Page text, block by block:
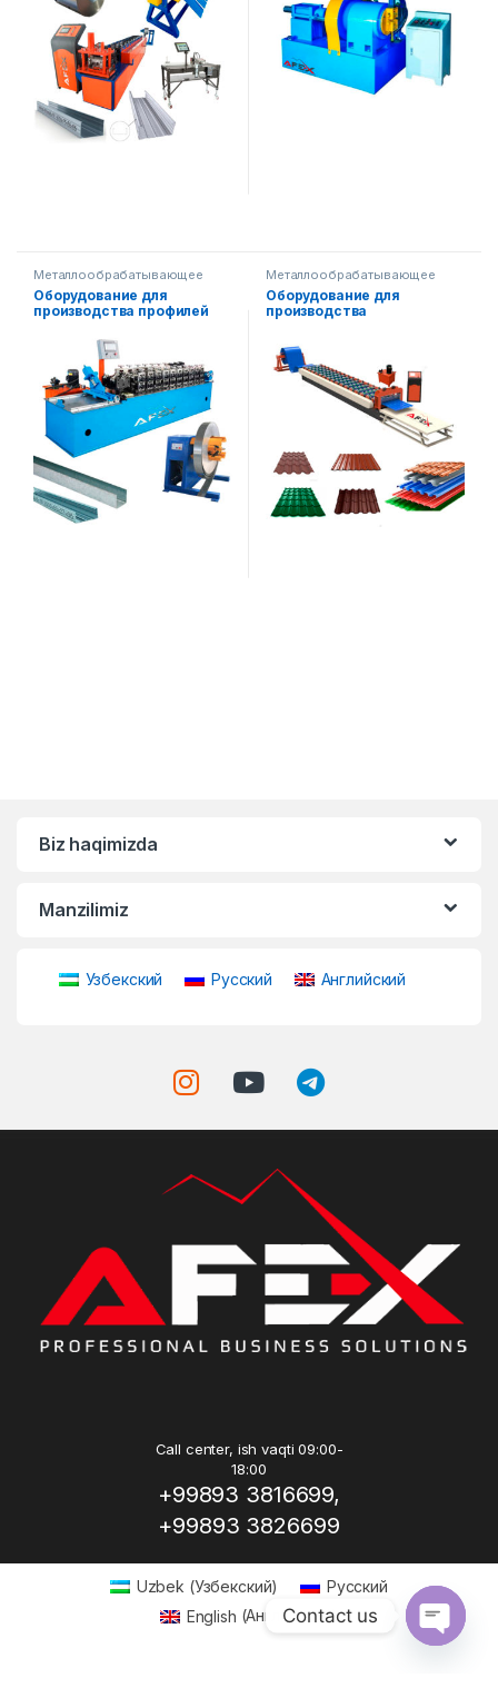
Металлообрабатывающее
оборудование
оборудование
Оборудование для
производства профилей
(двойная форма)
Металлообрабатывающее
оборудование
производственные линии
Оборудование для
производства
Biz haqimizda
Manzilimiz
Узбекский Русский Английский
Call center, ish vaqti 09:00-
18:00
+99893 3816699,
+99893 3826699
Uzbek (Узбекский)
Русский
English (Английский)
Contact us